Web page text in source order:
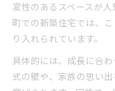
変性のあるスペースが
町での新築住宅では、
り入れられています。
具体的には、成長に合
式の壁や、家族の思い